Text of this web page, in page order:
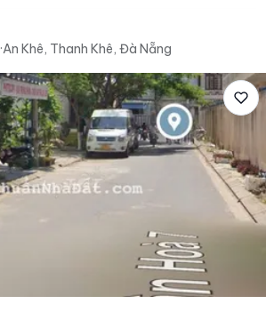
·An Khê, Thanh Khê, Đà Nẵng